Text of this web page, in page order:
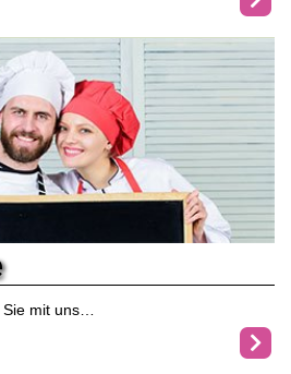
Sie mit uns…